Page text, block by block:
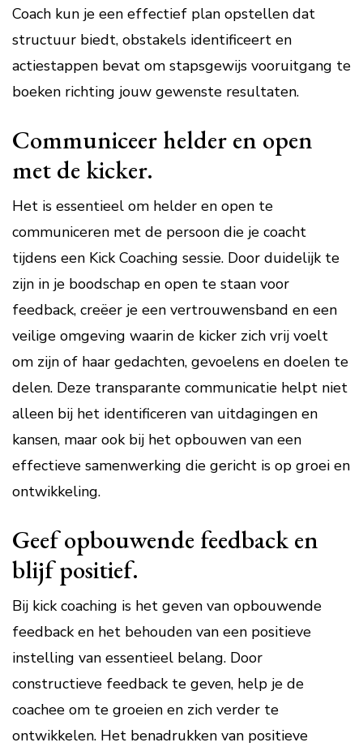
Coach kun je een effectief plan opstellen dat
structuur biedt, obstakels identificeert en
actiestappen bevat om stapsgewijs vooruitgang te
boeken richting jouw gewenste resultaten.
Communiceer helder en open
met de kicker.
Het is essentieel om helder en open te
communiceren met de persoon die je coacht
tijdens een Kick Coaching sessie. Door duidelijk te
zijn in je boodschap en open te staan voor
feedback, creëer je een vertrouwensband en een
veilige omgeving waarin de kicker zich vrij voelt
om zijn of haar gedachten, gevoelens en doelen te
delen. Deze transparante communicatie helpt niet
alleen bij het identificeren van uitdagingen en
kansen, maar ook bij het opbouwen van een
effectieve samenwerking die gericht is op groei en
ontwikkeling.
Geef opbouwende feedback en
blijf positief.
Bij kick coaching is het geven van opbouwende
feedback en het behouden van een positieve
instelling van essentieel belang. Door
constructieve feedback te geven, help je de
coachee om te groeien en zich verder te
ontwikkelen. Het benadrukken van positieve